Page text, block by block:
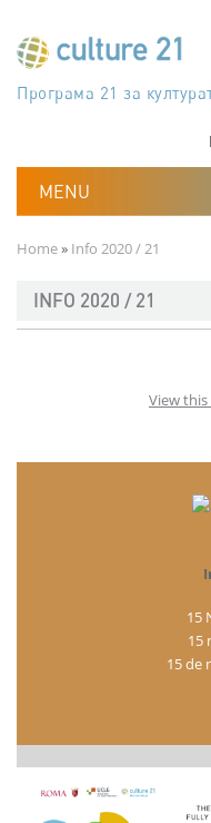
أعمال القرن 21 للثقافةПрограма 21 за
Agenda 21 de la cultura
Agjenda 21 për kulturë
Agenda 21 van cultuur
Agenda 21 for culture
Kulturaren Agenda 21
Agenda 21 de la culture
Axenda 21 da cultura
Agenda 21 für Kultur
Agenda 21 della cultura
文化のためのアジェンダ
دستورکار 21 برای فرهنگ
Agenda 21 dla kultury
Agenda 21 da cultura
Повестка дня 21 для
Agenda 21 za kulturu
Agenda 21 de la cultura
Agenda 21 för kulturen
Kültür için Gündem 21
Порядок денний 21 для
Breadcrumb
Home Info 2020 / 21
INFO 2020 / 21
View
15
15
15 de